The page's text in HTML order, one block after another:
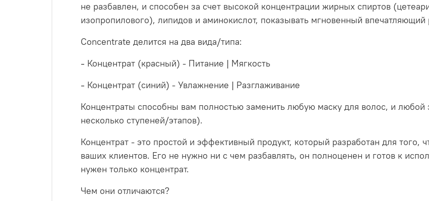
не разбавлен, и способен за счет высокой концентрации жирных спиртов
изопропилового), липидов и аминокислот, показывать мгновенный впечатляющий
Concentrate делится на два вида/типа:
⁃ Концентрат (красный) - Питание | Мягкость
⁃ Концентрат (синий) - Увлажнение | Разглаживание
Концентраты способны вам полностью заменить любую маску для волос, и
несколько ступеней/этапов).
Концентрат - это простой и эффективный продукт, который разработан для того,
ваших клиентов. Его не нужно ни с чем разбавлять, он полноценен и готов к
нужен только концентрат.
Чем они отличаются?